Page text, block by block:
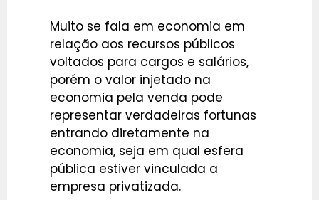
Muito se fala em economia em
relação aos recursos públicos
voltados para cargos e salários,
porém o valor injetado na
economia pela venda pode
representar verdadeiras fortunas
entrando diretamente na
economia, seja em qual esfera
pública estiver vinculada a
empresa privatizada.